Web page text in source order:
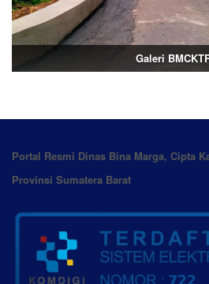
Galeri
Portal Resmi Dinas Bina Marga, Cipta
Provinsi Sumatera Barat